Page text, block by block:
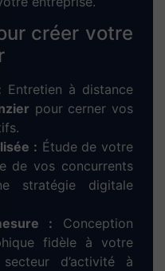
créer votre
Entretien à distance
pour cerner vos
: Étude de votre
de vos concurrents
stratégie digitale
: Conception
fidèle à votre
d’activité à